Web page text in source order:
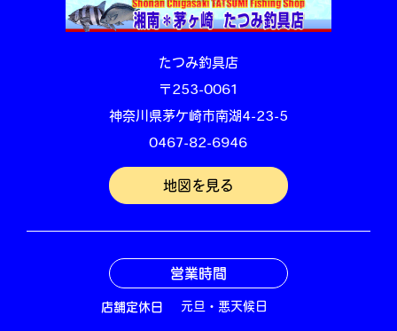
たつみ釣具店
〒253-0061
神奈川県茅ケ崎市南湖4-23-5
0467-82-6946
地図を見る
営業時間
店舗定休日 元旦・悪天候日